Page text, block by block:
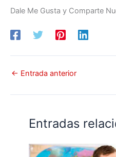
Dale Me Gusta y Comparte
← Entrada anterior
Entradas